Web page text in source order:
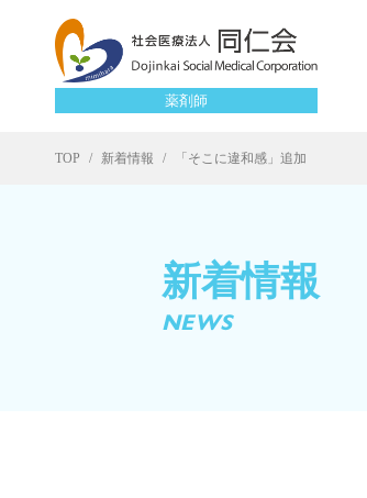
薬剤師
TOP 新着情報 「そこに違和感」追加
新着情報
NEWS